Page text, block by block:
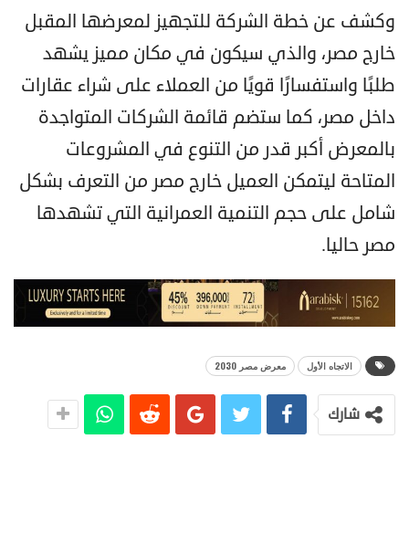
وكشف عن خطة الشركة للتجهيز لمعرضها المقبل
خارج مصر، والذي سيكون في مكان مميز يشهد
طلبًا واستفسارًا قويًا من العملاء على شراء عقارات
داخل مصر، كما ستضم قائمة الشركات المتواجدة
بالمعرض أكبر قدر من التنوع في المشروعات
المتاحة ليتمكن العميل خارج مصر من التعرف بشكل
شامل على حجم التنمية العمرانية التي تشهدها
مصر حاليا.
الاتجاه الأول معرض مصر 2030
شارك